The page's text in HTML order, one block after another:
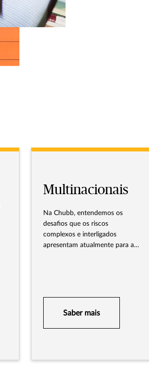
Multinacionais
Na Chubb, entendemos os
desafios que os riscos
complexos e interligados
apresentam atualmente para as
coordenadas e localmente
flexíveis para essas empresas e
Saber mais